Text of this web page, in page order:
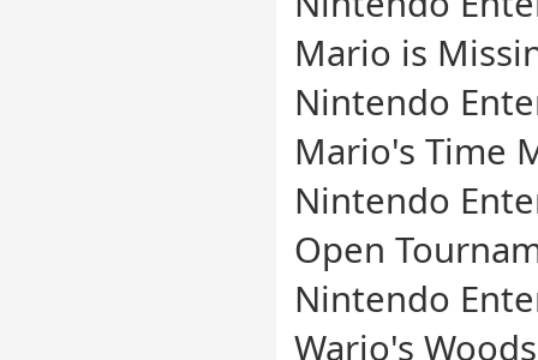
Mario is
Nintendo
Mario's Time
Nintendo
Open
Nintendo
Wario's Woods